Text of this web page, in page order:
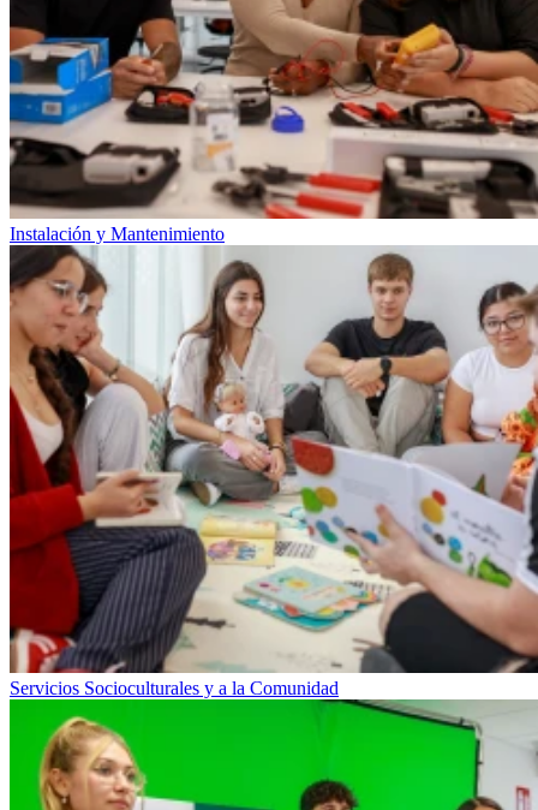
Instalación y Mantenimiento
Servicios Socioculturales y a la Comunidad